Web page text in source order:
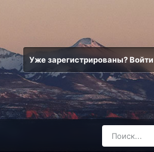
Уже зарегистрированы? Войти